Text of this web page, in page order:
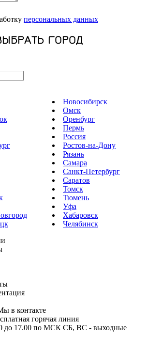
персональных данных
ГОРОД
Новосибирск
Омск
Оренбург
Пермь
Россия
Ростов-на-Дону
Рязань
Самара
Санкт-Петербург
Саратов
Томск
Тюмень
Уфа
Хабаровск
Челябинск
горячая линия
до 17.00 по МСК СБ, ВС - выходные